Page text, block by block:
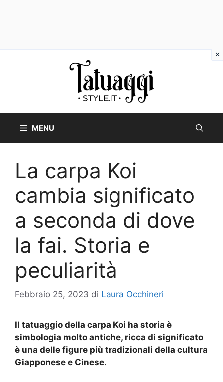
MENU
La carpa Koi
cambia significato
a seconda di dove
la fai. Storia e
peculiarità
Febbraio 25, 2023 di Laura Occhineri
Il tatuaggio della carpa Koi ha storia è
simbologia molto antiche, ricca di significato
è una delle figure più tradizionali della cultura
Giapponese e Cinese.